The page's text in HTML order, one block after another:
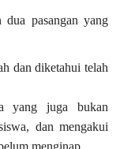
dua pasangan yang
dan diketahui telah
yang juga bukan
dan mengakui
menginap.